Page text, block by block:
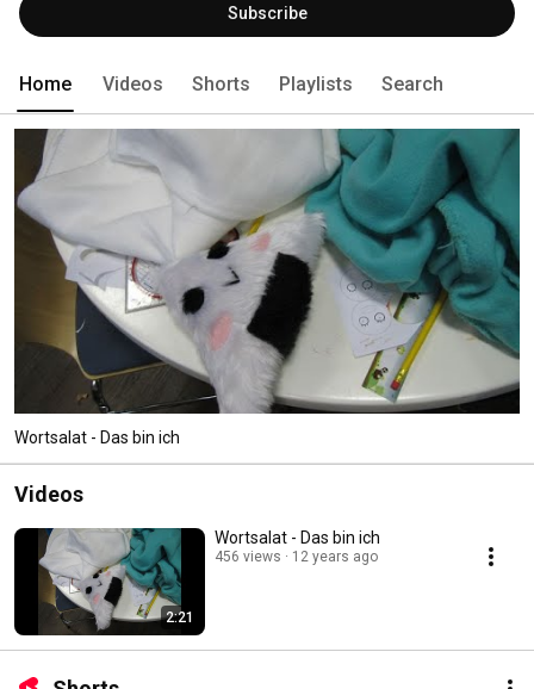
Subscribe
Home Videos Shorts Playlists Search
Wortsalat - Das bin ich
Videos
2:21
Wortsalat - Das bin ich
456 views 12 years ago